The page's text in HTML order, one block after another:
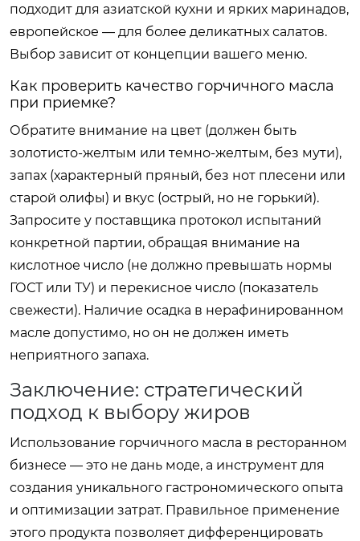
подходит для азиатской кухни и ярких маринадов,
европейское — для более деликатных салатов.
Выбор зависит от концепции вашего меню.
Как проверить качество горчичного масла
при приемке?
Обратите внимание на цвет (должен быть
золотисто-желтым или темно-желтым, без мути),
запах (характерный пряный, без нот плесени или
старой олифы) и вкус (острый, но не горький).
Запросите у поставщика протокол испытаний
конкретной партии, обращая внимание на
кислотное число (не должно превышать нормы
ГОСТ или ТУ) и перекисное число (показатель
свежести). Наличие осадка в нерафинированном
масле допустимо, но он не должен иметь
неприятного запаха.
Заключение: стратегический
подход к выбору жиров
Использование горчичного масла в ресторанном
бизнесе — это не дань моде, а инструмент для
создания уникального гастрономического опыта
и оптимизации затрат. Правильное применение
этого продукта позволяет дифференцировать